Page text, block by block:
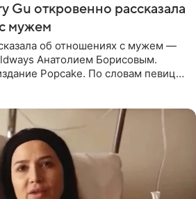
Gu откровенно рассказала
мужем
об отношениях с мужем —
Анатолием Борисовым.
Popcake. По словам певицы,